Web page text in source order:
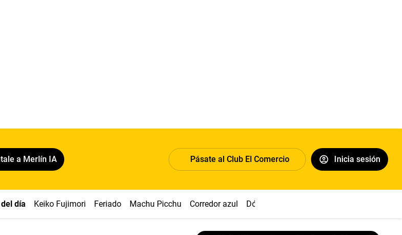
a Merlín IA Pásate al Club El Comercio Inicia sesión
día Keiko Fujimori Feriado Machu Picchu Corredor azul Dólar